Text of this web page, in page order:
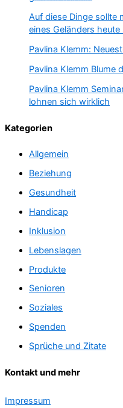
Auf diese Dinge sollte
eines Geländers heute
Pavlina Klemm:
Pavlina Klemm Blume
Pavlina Klemm
lohnen sich wirklich
Kategorien
Allgemein
Beziehung
Gesundheit
Handicap
Inklusion
Lebenslagen
Produkte
Senioren
Soziales
Spenden
Sprüche und Zitate
Kontakt und mehr
Impressum